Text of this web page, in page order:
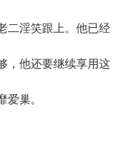
淫笑跟上。他已经
，他还要继续享用这
爱巢。